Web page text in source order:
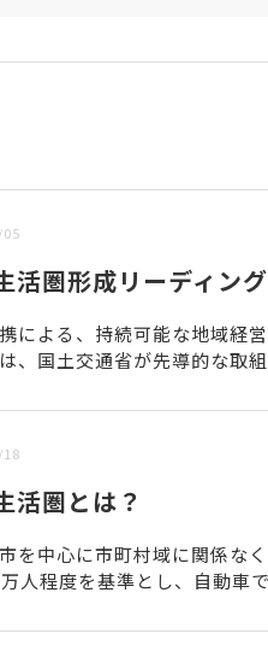
活圏形成リーディン
による、持続可能な地域経
、国土交通省が先導的な取
活圏とは？
を中心に市町村域に関係な
人程度を基準とし、自動車